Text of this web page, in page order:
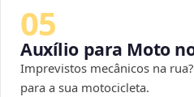
05
Auxílio para Moto
Imprevistos mecânicos na
para a sua motocicleta.